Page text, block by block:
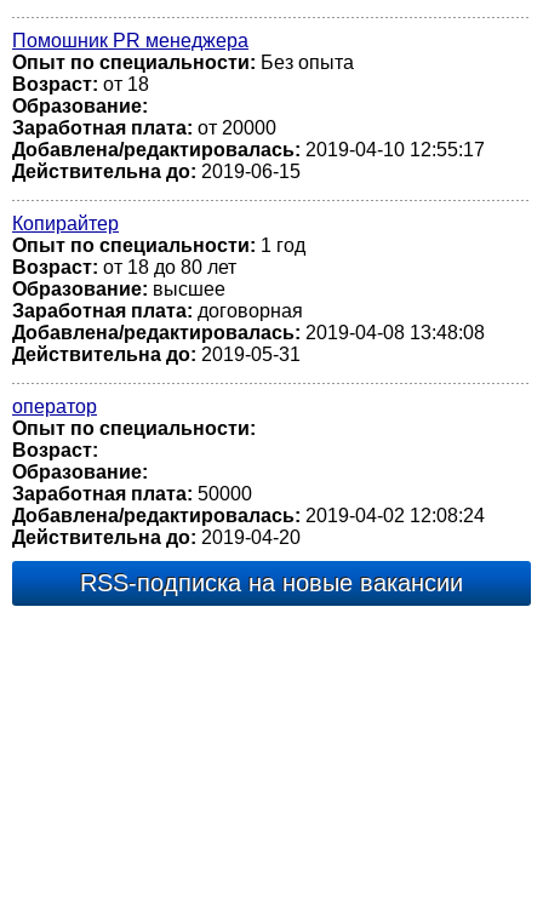
Помошник PR менеджера
Опыт по специальности: Без опыта
Возраст: от 18
Образование:
Заработная плата: от 20000
Добавлена/редактировалась: 2019-04-10 12:55:17
Действительна до: 2019-06-15
Копирайтер
Опыт по специальности: 1 год
Возраст: от 18 до 80 лет
Образование: высшее
Заработная плата: договорная
Добавлена/редактировалась: 2019-04-08 13:48:08
Действительна до: 2019-05-31
оператор
Опыт по специальности:
Возраст:
Образование:
Заработная плата: 50000
Добавлена/редактировалась: 2019-04-02 12:08:24
Действительна до: 2019-04-20
RSS-подписка на новые вакансии